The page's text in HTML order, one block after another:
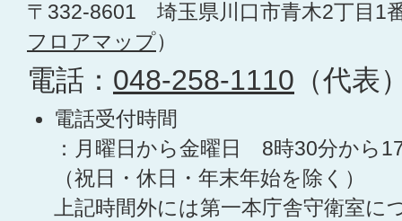
〒332-8601 埼玉県川口市青木2丁目1
フロアマップ）
電話： 048-258-1110 （代表
電話受付時間
：月曜日から金曜日 8時30分から
（祝日・休日・年末年始を除く）
上記時間外には第一本庁舎守衛室に